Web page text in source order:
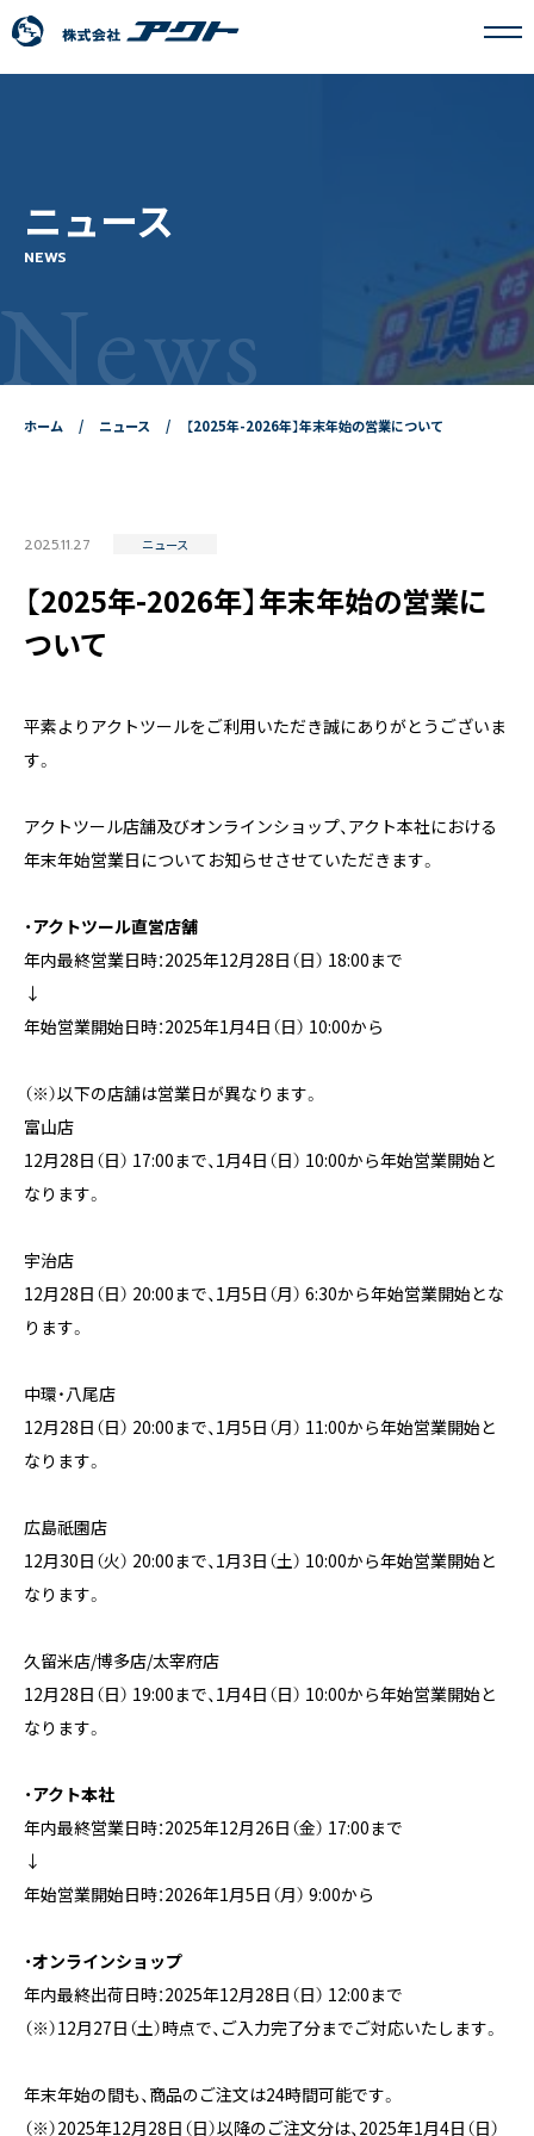
News
ニュース
NEWS
ホーム ニュース 【2025年-2026年】年末年始の営業について
2025.11.27 ニュース
【2025年-2026年】年末年始の営業に
ついて
平素よりアクトツールをご利用いただき誠にありがとうございま
す。
アクトツール店舗及びオンラインショップ、アクト本社における
年末年始営業日についてお知らせさせていただきます。
・アクトツール直営店舗
年内最終営業日時：2025年12月28日（日） 18:00まで
↓
年始営業開始日時：2025年1月4日（日） 10:00から
（※）以下の店舗は営業日が異なります。
富山店
12月28日（日） 17:00まで、1月4日（日） 10:00から年始営業開始と
なります。
宇治店
12月28日（日） 20:00まで、1月5日（月） 6:30から年始営業開始とな
ります。
中環・八尾店
12月28日（日） 20:00まで、1月5日（月） 11:00から年始営業開始と
なります。
広島祇園店
12月30日（火） 20:00まで、1月3日（土） 10:00から年始営業開始と
なります。
久留米店/博多店/太宰府店
12月28日（日） 19:00まで、1月4日（日） 10:00から年始営業開始と
なります。
・アクト本社
年内最終営業日時：2025年12月26日（金） 17:00まで
↓
年始営業開始日時：2026年1月5日（月） 9:00から
・オンラインショップ
年内最終出荷日時：2025年12月28日（日） 12:00まで
（※）12月27日（土）時点で、ご入力完了分までご対応いたします。
年末年始の間も、商品のご注文は24時間可能です。
（※）2025年12月28日（日）以降のご注文分は、2025年1月4日（日）
事業内容
採用情報
ニュース
西池袋第一生命ビルディング5階
TEL：03-6914-3443